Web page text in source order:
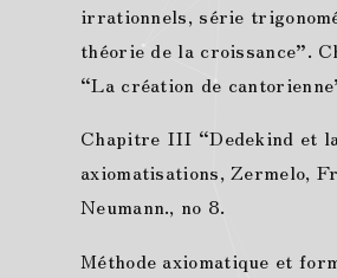
irrationnels, série
théorie de la croissance”.
“La création de
Chapitre III “Dedekind et
axiomatisations, Zermelo,
Neumann., no 8.
Méthode axiomatique et